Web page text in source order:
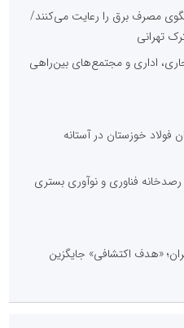
مصرف برق را رعایت می‌کنند/
تجاری، اداری و مجتمع‌های بین‌راهی
فولاد خوزستان در آستانه
رصدخانه فناوری و نوآوری بستری
«هدف اکتشافی» جایگزین